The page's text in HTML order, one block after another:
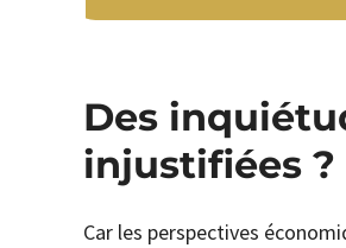
Des
injustifiées ?
Car les perspectives